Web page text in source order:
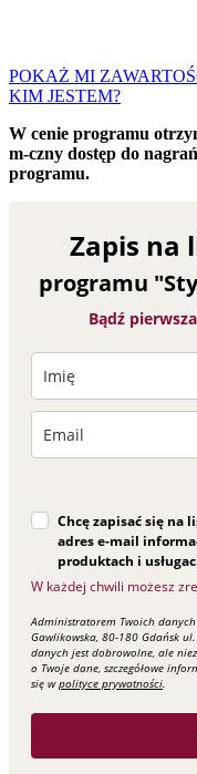
POKAŻ MI
KIM JESTEM?
W cenie programu
m-czny dostęp do
programu.
Zapis na
programu
Bądź
Chcę zapisać się na
adres e-mail
produktach i
W każdej chwili możesz
Administratorem Twoich
Gawlikowska, 80-180 Gdańsk
danych jest dobrowolne, ale
o Twoje dane, szczegółowe
się wpolityce prywatności.